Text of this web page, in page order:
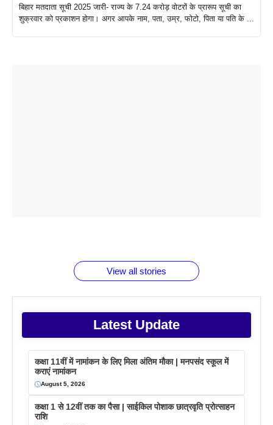
बिहार मतदाता सूची 2025 जारी- राज्य के 7.24 करोड़ वोटरों के प्रारूप सूची का
शुक्रवार को प्रकाशन होगा। अगर आपके नाम, पता, उम्र, फोटो, पिता या पति के ...
View all stories
Latest Update
कक्षा 11वीं में नामांकन के लिए मिला अंतिम मौका | मनपसंद स्कूल में
कराएं नामांकन
August 5, 2026
कक्षा 1 से 12वीं तक का पैसा | साईकिल पोशाक छात्रवृति प्रोत्साहन
राशि